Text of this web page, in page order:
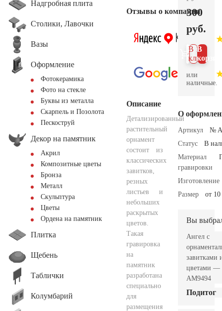
Надгробная плита
Столики, Лавочки
Вазы
Оформление
Фотокерамика
Фото на стекле
Буквы из металла
Скарпель и Позолота
Пескоструй
Декор на памятник
Акрил
Композитные цветы
Бронза
Металл
Скульптура
Цветы
Ордена на памятник
Плитка
Щебень
Таблички
Колумбарий
Отзывы о компании
Описание
Детализированный
растительный
орнамент
состоит из
классических
завитков,
резных
листьев и
небольших
раскрытых
цветов.
Такая
гравировка
на
памятник
разработана
специально
для
размещения
300
руб.
В
В 1
клик
или
наличные.
О
Артикул
№
Статус
В
Материал
гравировки
Изготовление
Размер
от
Вы
Ангел с
завитками
цветами —
AM9494
Подитог